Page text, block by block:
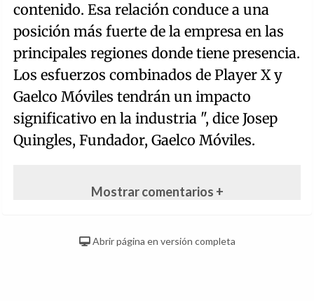
contenido. Esa relación conduce a una
posición más fuerte de la empresa en las
principales regiones donde tiene presencia.
Los esfuerzos combinados de Player X y
Gaelco Móviles tendrán un impacto
significativo en la industria ", dice Josep
Quingles, Fundador, Gaelco Móviles.
Mostrar comentarios +
Abrir página en versión completa